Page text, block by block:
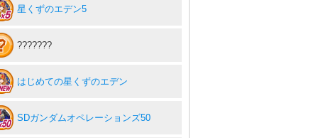
星くずのエデン5
???????
はじめての星くずのエデン
SDガンダムオペレーションズ50